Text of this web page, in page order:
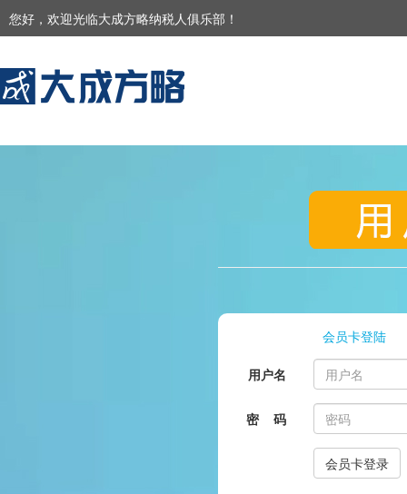
您好，欢迎光临大成方略纳税人俱乐部！
会员卡登陆
用户名
密 码